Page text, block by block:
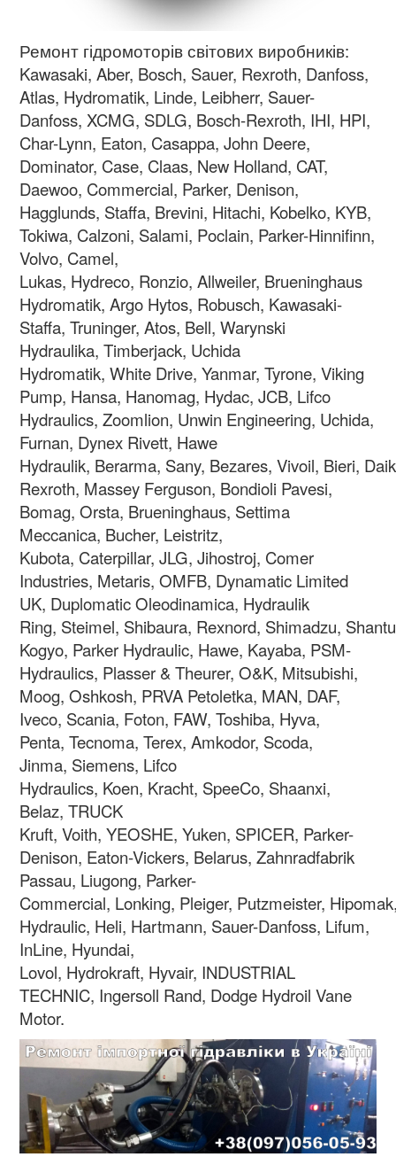
Ремонт гідромоторів світових виробників:
Kawasaki, Aber, Bosch, Sauer, Rexroth, Danfoss,
Atlas, Hydromatik, Linde, Leibherr, Sauer-
Danfoss, XCMG, SDLG, Bosch-Rexroth, IHI, HPI,
Char-Lynn, Eaton, Casappa, John Deere,
Dominator, Case, Claas, New Holland, CAT,
Daewoo, Commercial, Parker, Denison,
Hagglunds, Staffa, Brevini, Hitachi, Kobelko, KYB,
Tokiwa, Calzoni, Salami, Poclain, Parker-Hinnifinn,
Volvo, Camel,
Lukas, Hydreco, Ronzio, Allweiler, Brueninghaus
Hydromatik, Argo Hytos, Robusch, Kawasaki-
Staffa, Truninger, Atos, Bell, Warynski
Hydraulika, Timberjack, Uchida
Hydromatik, White Drive, Yanmar, Tyrone, Viking
Pump, Hansa, Hanomag, Hydac, JCB, Lifco
Hydraulics, Zoomlion, Unwin Engineering, Uchida,
Furnan, Dynex Rivett, Hawe
Hydraulik, Berarma, Sany, Bezares, Vivoil, Bieri,
Rexroth, Massey Ferguson, Bondioli Pavesi,
Bomag, Orsta, Brueninghaus, Settima
Meccanica, Bucher, Leistritz,
Kubota, Caterpillar, JLG, Jihostroj, Comer
Industries, Metaris, OMFB, Dynamatic Limited
UK, Duplomatic Oleodinamica, Hydraulik
Ring, Steimel, Shibaura, Rexnord, Shimadzu,
Kogyo, Parker Hydraulic, Hawe, Kayaba, PSM-
Hydraulics, Plasser & Theurer, O&K, Mitsubishi,
Moog, Oshkosh, PRVA Petoletka, MAN, DAF,
Iveco, Scania, Foton, FAW, Toshiba, Hyva,
Penta, Tecnoma, Terex, Amkodor, Scoda,
Jinma, Siemens, Lifco
Hydraulics, Koen, Kracht, SpeeCo, Shaanxi,
Belaz, TRUCK
Kruft, Voith, YEOSHE, Yuken, SPICER, Parker-
Denison, Eaton-Vickers, Belarus, Zahnradfabrik
Passau, Liugong, Parker-
Commercial, Lonking, Pleiger, Putzmeister,
Hydraulic, Heli, Hartmann, Sauer-Danfoss, Lifum,
InLine, Hyundai,
Lovol, Hydrokraft, Hyvair, INDUSTRIAL
TECHNIC, Ingersoll Rand, Dodge Hydroil Vane
Motor.